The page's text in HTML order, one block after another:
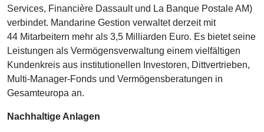
Services, Financière Dassault und La Banque Postale AM)
verbindet. Mandarine Gestion verwaltet derzeit mit
44 Mitarbeitern mehr als 3,5 Milliarden Euro. Es bietet seine
Leistungen als Vermögensverwaltung einem vielfältigen
Kundenkreis aus institutionellen Investoren, Dittvertrieben,
Multi-Manager-Fonds und Vermögensberatungen in
Gesamteuropa an.
Nachhaltige Anlagen